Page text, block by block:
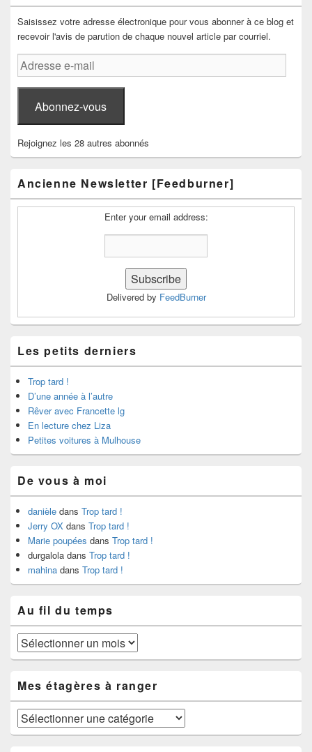
Saisissez votre adresse électronique pour vous abonner à ce blog et
recevoir l'avis de parution de chaque nouvel article par courriel.
Adresse
e-
mail
Abonnez-vous
Rejoignez les 28 autres abonnés
Ancienne Newsletter [Feedburner]
Enter your email address:
Delivered by FeedBurner
Les petits derniers
Trop tard !
D’une année à l’autre
Rêver avec Francette lg
En lecture chez Liza
Petites voitures à Mulhouse
De vous à moi
danièle dans Trop tard !
Jerry OX dans Trop tard !
Marie poupées dans Trop tard !
durgalola dans Trop tard !
mahina dans Trop tard !
Au fil du temps
Au
fil
temps
Mes étagères à ranger
Mes
étagères